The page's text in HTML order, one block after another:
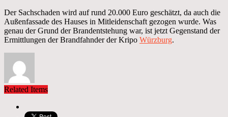
Der Sachschaden wird auf rund 20.000 Euro geschätzt, da auch die
Außenfassade des Hauses in Mitleidenschaft gezogen wurde. Was
genau der Grund der Brandentstehung war, ist jetzt Gegenstand der
Ermittlungen der Brandfahnder der Kripo Würzburg.
Related Items